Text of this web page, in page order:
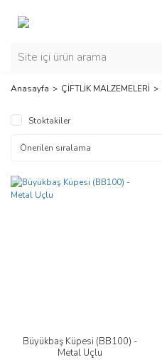
Anasayfa ÇİFTLİK MALZEMELERİ
Stoktakiler
Büyükbaş Küpesi (BB100) -
Metal Uçlu